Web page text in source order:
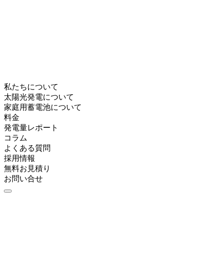
私たちについて
太陽光発電について
家庭用蓄電池について
料金
発電量レポート
コラム
よくある質問
採用情報
無料お見積り
お問い合せ